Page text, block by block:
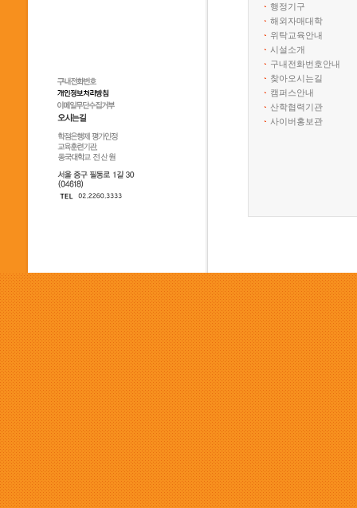
행정기구
해외자매대학
위탁교육안내
시설소개
구내전화번호안내
찾아오시는길
캠퍼스안내
산학협력기관
사이버홍보관